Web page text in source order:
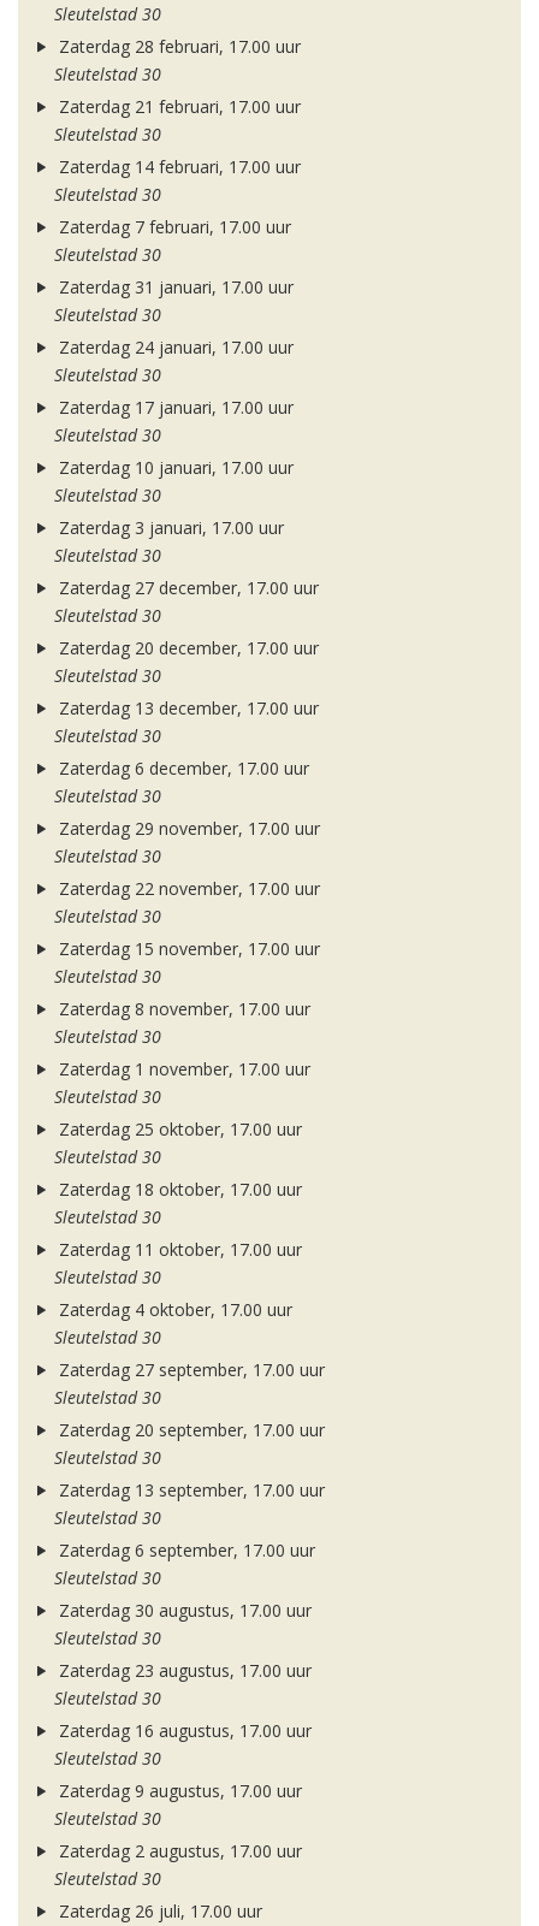
Sleutelstad 30
Zaterdag 28 februari, 17.00 uur
Sleutelstad 30
Zaterdag 21 februari, 17.00 uur
Sleutelstad 30
Zaterdag 14 februari, 17.00 uur
Sleutelstad 30
Zaterdag 7 februari, 17.00 uur
Sleutelstad 30
Zaterdag 31 januari, 17.00 uur
Sleutelstad 30
Zaterdag 24 januari, 17.00 uur
Sleutelstad 30
Zaterdag 17 januari, 17.00 uur
Sleutelstad 30
Zaterdag 10 januari, 17.00 uur
Sleutelstad 30
Zaterdag 3 januari, 17.00 uur
Sleutelstad 30
Zaterdag 27 december, 17.00 uur
Sleutelstad 30
Zaterdag 20 december, 17.00 uur
Sleutelstad 30
Zaterdag 13 december, 17.00 uur
Sleutelstad 30
Zaterdag 6 december, 17.00 uur
Sleutelstad 30
Zaterdag 29 november, 17.00 uur
Sleutelstad 30
Zaterdag 22 november, 17.00 uur
Sleutelstad 30
Zaterdag 15 november, 17.00 uur
Sleutelstad 30
Zaterdag 8 november, 17.00 uur
Sleutelstad 30
Zaterdag 1 november, 17.00 uur
Sleutelstad 30
Zaterdag 25 oktober, 17.00 uur
Sleutelstad 30
Zaterdag 18 oktober, 17.00 uur
Sleutelstad 30
Zaterdag 11 oktober, 17.00 uur
Sleutelstad 30
Zaterdag 4 oktober, 17.00 uur
Sleutelstad 30
Zaterdag 27 september, 17.00 uur
Sleutelstad 30
Zaterdag 20 september, 17.00 uur
Sleutelstad 30
Zaterdag 13 september, 17.00 uur
Sleutelstad 30
Zaterdag 6 september, 17.00 uur
Sleutelstad 30
Zaterdag 30 augustus, 17.00 uur
Sleutelstad 30
Zaterdag 23 augustus, 17.00 uur
Sleutelstad 30
Zaterdag 16 augustus, 17.00 uur
Sleutelstad 30
Zaterdag 9 augustus, 17.00 uur
Sleutelstad 30
Zaterdag 2 augustus, 17.00 uur
Sleutelstad 30
Zaterdag 26 juli, 17.00 uur